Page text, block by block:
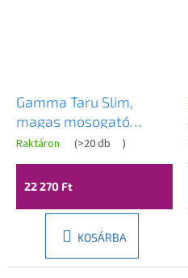
Gamma Taru Slim,
magas mosogató
csaptelep h-400, matt
fekete, GMA-BTS-BK
Raktáron (>20 db )
22 270 Ft
KOSÁRBA